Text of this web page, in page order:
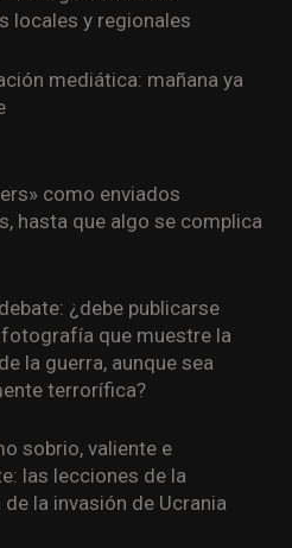
locales y regionales
mediática: mañana ya
como enviados
hasta que algo se complica
¿debe publicarse
que muestre la
la guerra, aunque sea
terrorífica?
sobrio, valiente e
las lecciones de la
la invasión de Ucrania